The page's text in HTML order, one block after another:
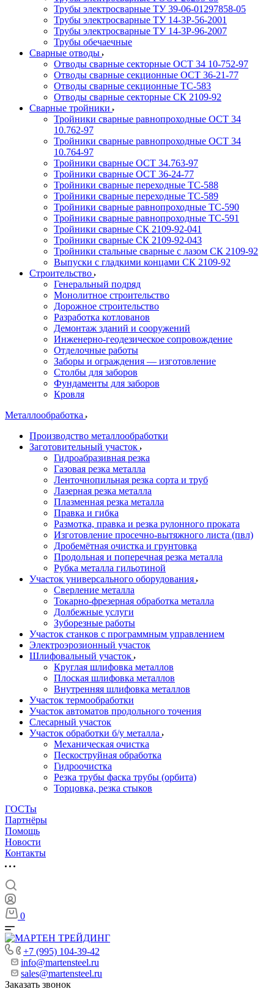
Трубы электросварные ТУ 39-06-01297858-05
Трубы электросварные ТУ 14-3Р-56-2001
Трубы электросварные ТУ 14-3Р-96-2007
Трубы обечаечные
Сварные отводы
Отводы сварные секторные ОСТ 34 10-752-97
Отводы сварные секционные ОСТ 36-21-77
Отводы сварные секционные ТС-583
Отводы сварные секторные СК 2109-92
Сварные тройники
Тройники сварные равнопроходные ОСТ 34
10.762-97
Тройники сварные равнопроходные ОСТ 34
10.764-97
Тройники сварные ОСТ 34.763-97
Тройники сварные ОСТ 36-24-77
Тройники сварные переходные ТС-588
Тройники сварные переходные ТС-589
Тройники сварные равнопроходные ТС-590
Тройники сварные равнопроходные ТС-591
Тройники сварные СК 2109-92-041
Тройники сварные СК 2109-92-043
Тройники стальные сварные с лазом СК 2109-92
Выпуски с гладкими концами СК 2109-92
Строительство
Генеральный подряд
Монолитное строительство
Дорожное строительство
Разработка котлованов
Демонтаж зданий и сооружений
Инженерно-геодезическое сопровождение
Отделочные работы
Заборы и ограждения — изготовление
Столбы для заборов
Фундаменты для заборов
Кровля
Металлообработка
Производство металлообработки
Заготовительный участок
Гидроабразивная резка
Газовая резка металла
Ленточнопильная резка сорта и труб
Лазерная резка металла
Плазменная резка металла
Правка и гибка
Размотка, правка и резка рулонного проката
Изготовление просечно-вытяжного листа (пвл)
Дробемётная очистка и грунтовка
Продольная и поперечная резка металла
Рубка металла гильотиной
Участок универсального оборудования
Сверление металла
Токарно-фрезерная обработка металла
Долбежные услуги
Зуборезные работы
Участок станков с программным управлением
Электроэрозионный участок
Шлифовальный участок
Круглая шлифовка металлов
Плоская шлифовка металлов
Внутренняя шлифовка металлов
Участок термообработки
Участок автоматов продольного точения
Слесарный участок
Участок обработки б/у металла
Механическая очистка
Пескоструйная обработка
Гидроочистка
Резка трубы фаска трубы (орбита)
Торцовка, резка стыков
ГОСТы
Партнёры
Помощь
Новости
Контакты
0
+7 (995) 104-39-42
info@martensteel.ru
sales@martensteel.ru
Заказать звонок